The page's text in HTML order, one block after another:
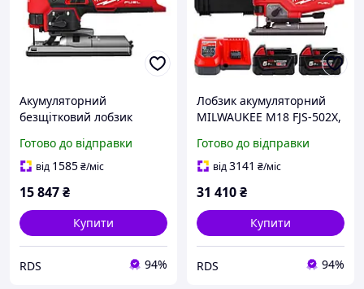
Акумуляторний
безщітковий лобзик
0 (каркас), (4933500574)
Готово до відправки
від 1585₴/міс
15 847₴
Купити
RDS 94%
Лобзик акумуляторний
MILWAUKEE M18 FJS-502X,
18 FC, 2 акумулятори М18
В5 5.0 Аг, аксесуари, HD
Готово до відправки
від3141 ₴/міс
31 410₴
Купити
RDS 94%